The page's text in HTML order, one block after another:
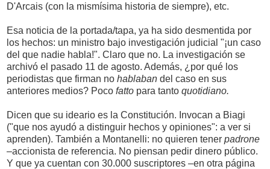
D'Arcais (con la mismísima historia de siempre), etc.
Esa noticia de la portada/tapa, ya ha sido desmentida por
los hechos: un ministro bajo investigación judicial "¡un caso
del que nadie habla!". Claro que no. La investigación se
archivó el pasado 11 de agosto. Además, ¿por qué los
periodistas que firman no hablaban del caso en sus
anteriores medios? Poco fatto para tanto quotidiano.
Dicen que su ideario es la Constitución. Invocan a Biagi
("que nos ayudó a distinguir hechos y opiniones": a ver si
aprenden). También a Montanelli: no quieren tener padrone
–accionista de referencia. No piensan pedir dinero público.
Y que ya cuentan con 30.000 suscriptores –en otra página